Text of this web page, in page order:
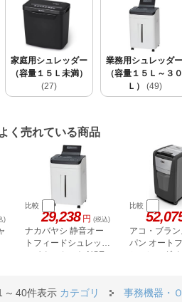
家庭用シュレッダー
（容量１５Ｌ未満）
(27)
業務用シュレッダー
（容量１５Ｌ～３０
Ｌ）
(49)
く売れている商品
)
比較
29,238 円 (税込)
ナカバヤシ 静音オー
トフィードシュレッダ
マイクロカット NSE-
比較
アコ・ブラ
パン オート
シュレッダ ク
～ 40件表示 カテゴリ 事務機器・